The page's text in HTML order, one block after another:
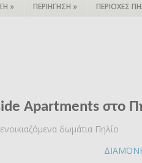
» ΠΕΡΙΗΓΗΣΗ » ΠΕΡΙΟΧΕΣ
Apartments στο
δωμάτια Πηλίο